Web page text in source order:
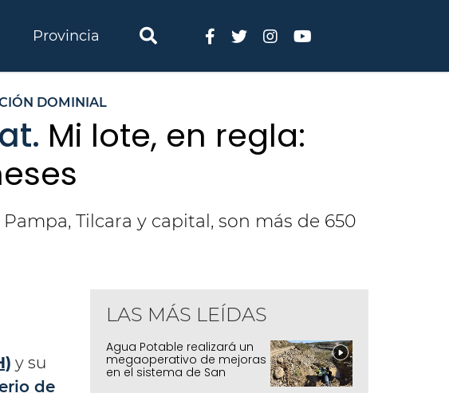
Provincia
DOMINIAL
Mi lote, en regla:
Tilcara y capital, son más de 650
y su
de
LAS MÁS LEÍDAS
Agua Potable realizará un
megaoperativo de mejoras
en el sistema de San